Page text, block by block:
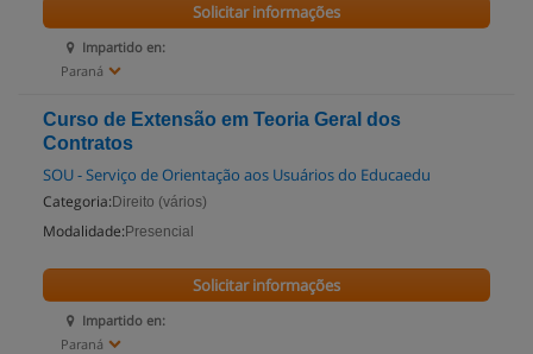
Impartido en:
Paraná
Solicitar informações
Curso de Extensão em Teoria Geral dos
Contratos
SOU - Serviço de Orientação aos Usuários do Educaedu
Categoria: Direito (vários)
Modalidade: Presencial
Impartido en:
Paraná
Solicitar informações